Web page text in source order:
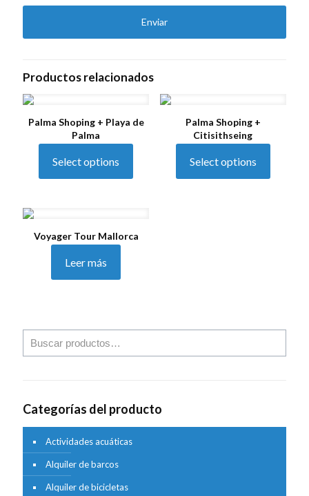
Productos relacionados
Palma Shoping + Playa de
Palma
Select options
Palma Shoping +
Citisithseing
Select options
Voyager Tour Mallorca
Leer más
Categorías del producto
Actividades acuáticas
Alquiler de barcos
Alquiler de bicicletas